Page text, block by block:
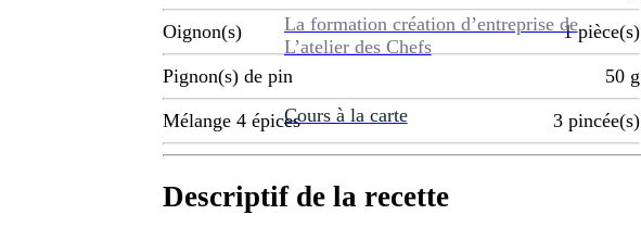
La formation création d’entreprise de
L’atelier des Chefs
Cours à la carte
Oignon(s) 1 pièce(s)
Pignon(s) de pin 50 g
Mélange 4 épices 3 pincée(s)
Descriptif de la recette